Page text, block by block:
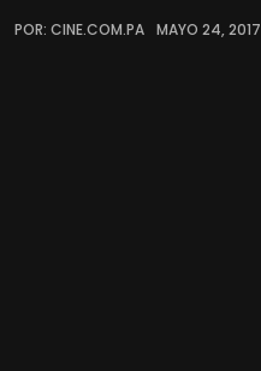
POR: CINE.COM.PA MAYO 24, 2017